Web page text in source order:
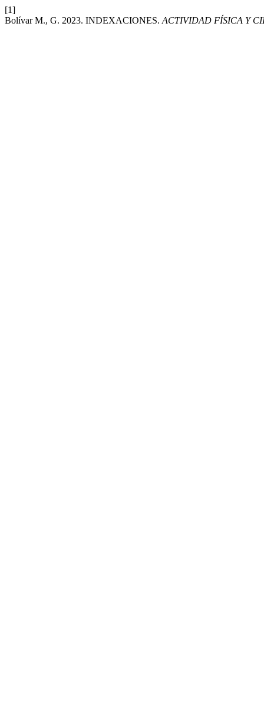
[1]
Bolívar M., G. 2023. INDEXACIONES. ACTIVIDAD FÍSICA Y